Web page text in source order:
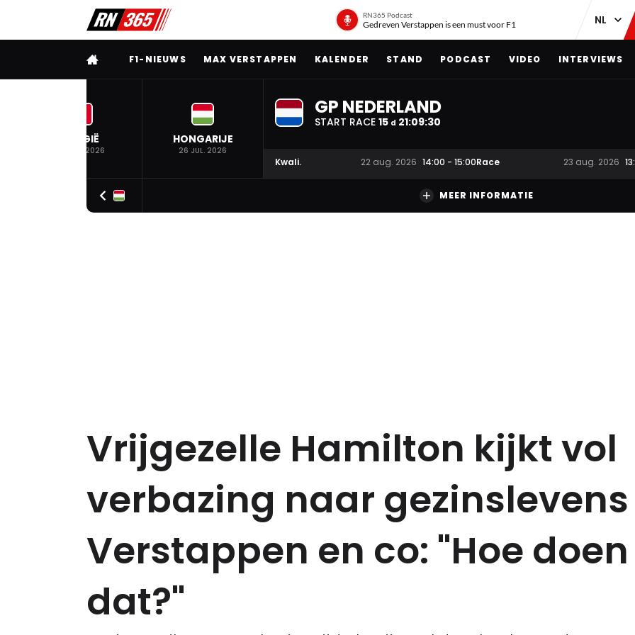
RN365 Podcast
Gedreven Verstappen is een must voor F1
VOLLEDIG MENU
F1-NIEUWS MAX VERSTAPPEN KALENDER STAND PODCAST VIDEO INTERVIEWS
BELGIË
19 JUL. 2026
HONGARIJE
26 JUL. 2026
GP NEDERLAND
START RACE 15 d 21:09:29
Kwali. 22 aug. 2026 14:00 - 15:00Race 23 aug. 2026
MEER INFORMATIE
Vrijgezelle Hamilton kijkt vol
verbazing naar gezinslevens
Verstappen en co: "Hoe doen
dat?"